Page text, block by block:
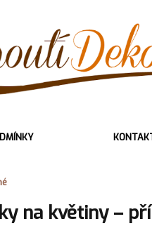
na květiny –